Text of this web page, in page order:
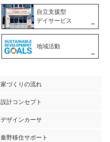
自立支援型
デイサービス
地域活動
家づくりの流れ
設計コンセプト
デザインカーサ
秦野移住サポート